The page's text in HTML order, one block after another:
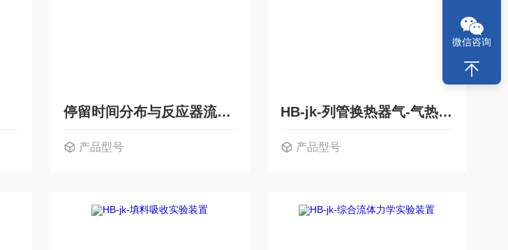
停留时间分布与反应器流动特性测定实验装置
产品型号
HB-jk-列管换热器气-气热交换实验装置
产品型号
微信咨询